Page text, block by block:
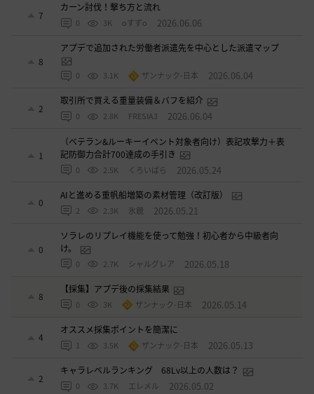
7
カーン討伐！撃ち方と流れ
0 3K oすずo 2026.06.06
8
アプデで追加された労働者派遣先を中心とした派遣マップ
0 3.1K ザンナック-日本 2026.06.04
2
取引所で買える重量装備＆バフを紹介
0 2.8K FRESIA3 2026.06.04
1
（ベテラン&ルーキーイベント対象者向け）表記攻撃力＋表
記防御力合計700達成の手引き
0 2.5K くろいばら 2026.05.24
0
AIと進める重帆船増築の素材管理（改訂版）
2 2.3K 氷鏡 2026.05.21
0
ソラレのリプレイ機能を使って勉強！初心者から中級者向
け。
0 2.7K シャルグレア 2026.05.18
8
【採集】アプデ後の採集結果
0 3K ザンナック-日本 2026.05.14
4
オススメ採集ポイントを簡潔に
1 3.5K ザンナック-日本 2026.05.13
2
キャラレベルランキング 68Lv以上の人数は？
0 3.7K エレメル 2026.05.02